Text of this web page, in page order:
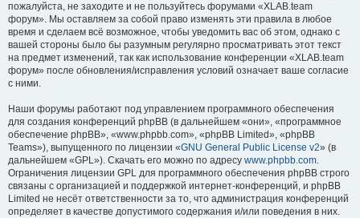
пожалуйста, не заходите и не пользуйтесь форумами «XLAB.team
форум». Мы оставляем за собой право изменять эти правила в любое
время и сделаем всё возможное, чтобы уведомить вас об этом, однако с
вашей стороны было бы разумным регулярно просматривать этот текст
на предмет изменений, так как использование конференции «XLAB.team
форум» после обновления/исправления условий означает ваше согласие
с ними.
Наши форумы работают под управлением программного обеспечения
для создания конференций phpBB (в дальнейшем «они», «программное
обеспечение phpBB», «www.phpbb.com», «phpBB Limited», «phpBB
Teams»), выпущенного по лицензии «GNU General Public License v2» (в
дальнейшем «GPL»). Скачать его можно по адресу www.phpbb.com.
Ограничения лицензии GPL для программного обеспечения phpBB строго
связаны с организацией и поддержкой интернет-конференций, и phpBB
Limited не несёт ответственности за то, что администрация конференций
определяет в качестве допустимого содержания и/или поведения в них.